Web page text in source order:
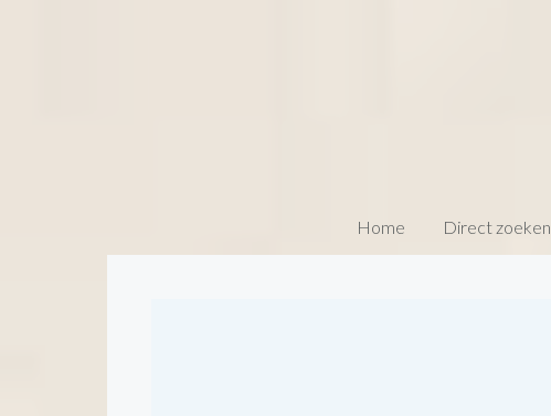
Home Direct zoeken